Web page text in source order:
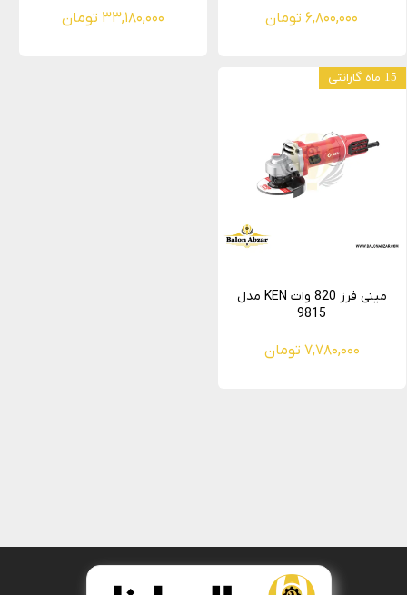
۶,۸۰۰,۰۰۰ تومان ۳۳,۱۸۰,۰۰۰ تومان
مینی فرز 820 وات KEN مدل
9815
۷,۷۸۰,۰۰۰ تومان
15 ماه گارانتی